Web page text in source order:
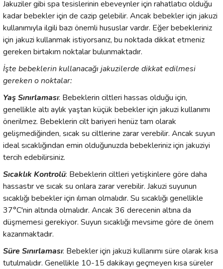
Jakuziler gibi spa tesislerinin ebeveynler için rahatlatıcı olduğu
kadar bebekler için de cazip gelebilir. Ancak bebekler için jakuzi
kullanımıyla ilgili bazı önemli hususlar vardır. Eğer bebekleriniz
için jakuzi kullanmak istiyorsanız, bu noktada dikkat etmeniz
gereken birtakım noktalar bulunmaktadır.
İşte bebeklerin kullanacağı jakuzilerde dikkat edilmesi
gereken o noktalar:
Yaş Sınırlaması: Bebeklerin ciltleri hassas olduğu için,
genellikle altı aylık yaştan küçük bebekler için jakuzi kullanımı
önerilmez. Bebeklerin cilt bariyeri henüz tam olarak
gelişmediğinden, sıcak su ciltlerine zarar verebilir. Ancak suyun
ideal sıcaklığından emin olduğunuzda bebekleriniz için jakuziyi
tercih edebilirsiniz.
Sıcaklık Kontrolü: Bebeklerin ciltleri yetişkinlere göre daha
hassastır ve sıcak su onlara zarar verebilir. Jakuzi suyunun
sıcaklığı bebekler için ılıman olmalıdır. Su sıcaklığı genellikle
37°C'nin altında olmalıdır. Ancak 36 derecenin altına da
düşmemesi gerekiyor. Suyun sıcaklığı mevsime göre de önem
kazanmaktadır.
Süre Sınırlaması: Bebekler için jakuzi kullanımı süre olarak kısa
tutulmalıdır. Genellikle 10-15 dakikayı geçmeyen kısa süreler